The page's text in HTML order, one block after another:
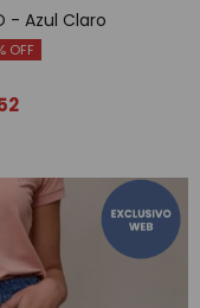
- Azul Claro